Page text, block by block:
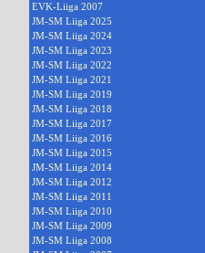
EVK-Liiga 2007
JM-SM Liiga 2025
JM-SM Liiga 2024
JM-SM Liiga 2023
JM-SM Liiga 2022
JM-SM Liiga 2021
JM-SM Liiga 2019
JM-SM Liiga 2018
JM-SM Liiga 2017
JM-SM Liiga 2016
JM-SM Liiga 2015
JM-SM Liiga 2014
JM-SM Liiga 2012
JM-SM Liiga 2011
JM-SM Liiga 2010
JM-SM Liiga 2009
JM-SM Liiga 2008